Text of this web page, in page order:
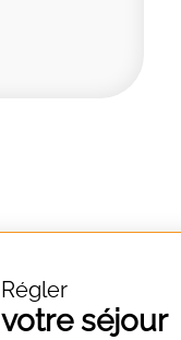
Régler
votre séjour